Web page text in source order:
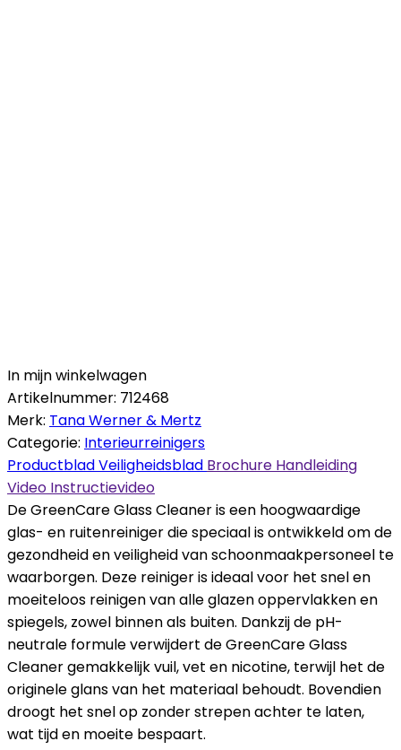
In mijn winkelwagen
Artikelnummer: 712468
Merk: Tana Werner & Mertz
Categorie: Interieurreinigers
ProductbladVeiligheidsblad Brochure Handleiding
Video Instructievideo
De GreenCare Glass Cleaner is een hoogwaardige
glas- en ruitenreiniger die speciaal is ontwikkeld om de
gezondheid en veiligheid van schoonmaakpersoneel te
waarborgen. Deze reiniger is ideaal voor het snel en
moeiteloos reinigen van alle glazen oppervlakken en
spiegels, zowel binnen als buiten. Dankzij de pH-
neutrale formule verwijdert de GreenCare Glass
Cleaner gemakkelijk vuil, vet en nicotine, terwijl het de
originele glans van het materiaal behoudt. Bovendien
droogt het snel op zonder strepen achter te laten,
wat tijd en moeite bespaart.